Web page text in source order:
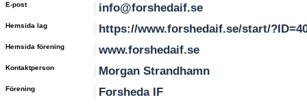
E-post info@forshedaif.se
Hemsida lag https://www.forshedaif.se/start/
Hemsida förening www.forshedaif.se
Kontaktperson Morgan Strandhamn
Förening Forsheda IF